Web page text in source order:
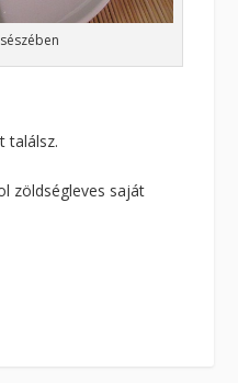
találsz.
zöldségleves saját